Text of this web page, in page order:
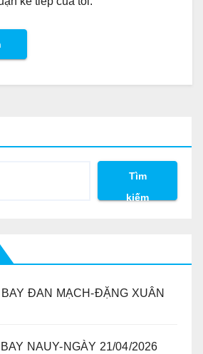
Tìm
kiếm
ĐAN MẠCH-ĐẶNG XUÂN
NAUY-NGÀY 21/04/2026